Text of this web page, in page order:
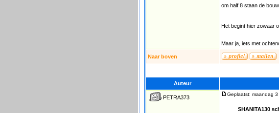
om half 8 staan de
Het begint hier zowaar
Maar ja, iets met
Naar boven
Auteur
PETRA373
Geplaatst: maandag
SHANITA130